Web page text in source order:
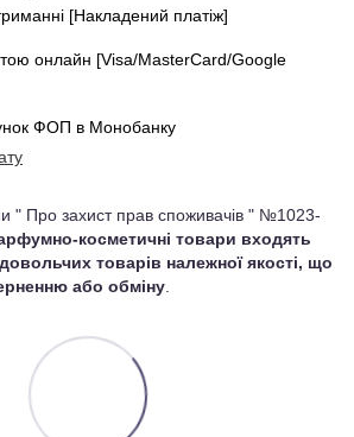
[Накладений платіж]
онлайн [Visa/MasterCard/Google
ФОП в Монобанку
" Про захист прав споживачів " №1023-
косметичні товари входять
товарів належної якості, що
або обміну